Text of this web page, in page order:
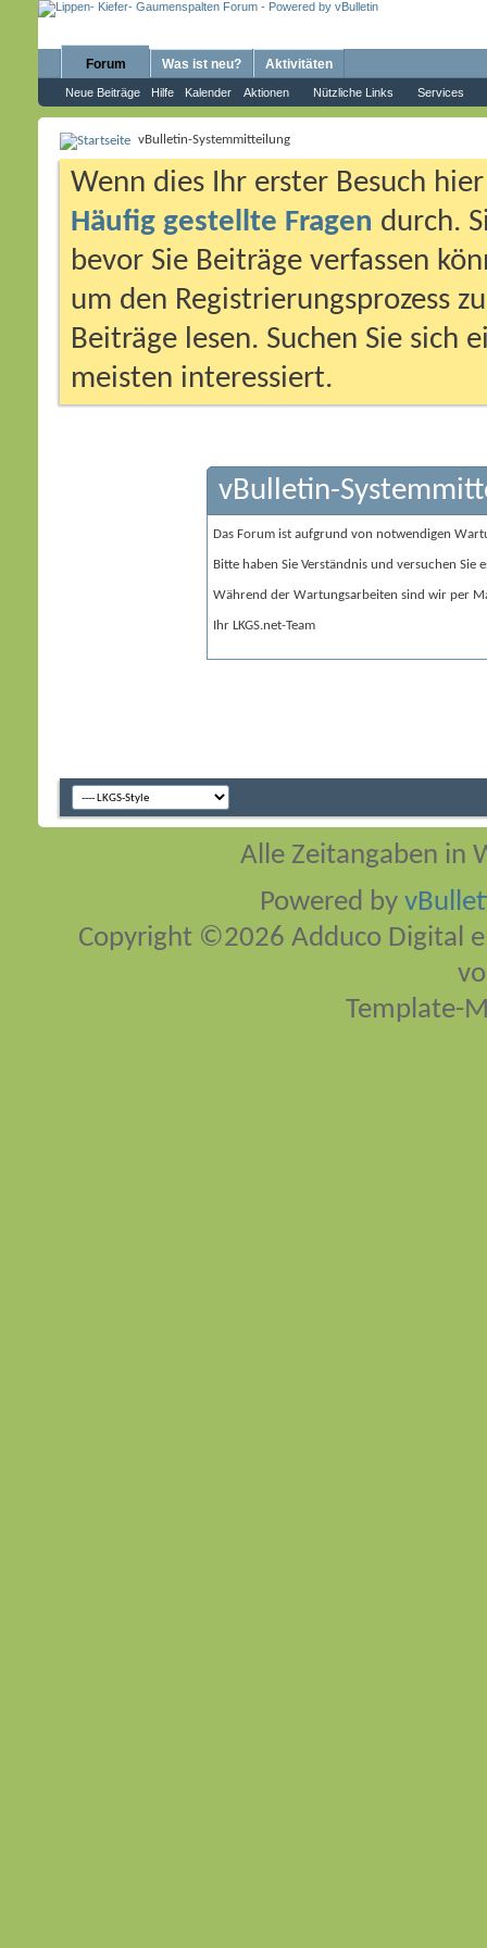
Forum
Neue Beiträge Hilfe Kalender Aktionen Nützliche Links Services
Was ist neu? Aktivitäten
vBulletin-Systemmitteilung
Wenn dies Ihr erster Besuch
Häufig gestellte Fragen durch.
bevor Sie Beiträge verfassen
um den Registrierungsprozess
Beiträge lesen. Suchen Sie sich
meisten interessiert.
vBulletin-
Das Forum ist aufgrund von notwendigen
Bitte haben Sie Verständnis und versuchen Sie
Während der Wartungsarbeiten sind wir per
Ihr LKGS.net-Team
Alle Zeitangaben in
Powered by
Copyright ©2026 Adduco Digital
Template-